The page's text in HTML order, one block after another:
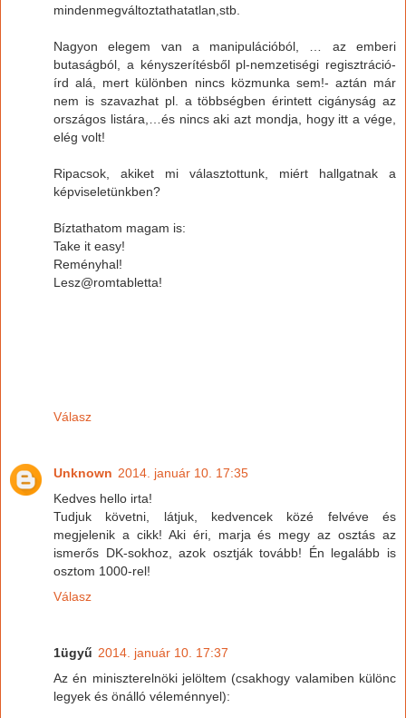
mindenmegváltoztathatatlan,stb.
Nagyon elegem van a manipulációból, … az emberi
butaságból, a kényszerítésből pl-nemzetiségi regisztráció-
írd alá, mert különben nincs közmunka sem!- aztán már
nem is szavazhat pl. a többségben érintett cigányság az
országos listára,…és nincs aki azt mondja, hogy itt a vége,
elég volt!
Ripacsok, akiket mi választottunk, miért hallgatnak a
képviseletünkben?
Bíztathatom magam is:
Take it easy!
Reményhal!
Lesz@romtabletta!
Válasz
Unknown 2014. január 10. 17:35
Kedves hello irta!
Tudjuk követni, látjuk, kedvencek közé felvéve és
megjelenik a cikk! Aki éri, marja és megy az osztás az
ismerős DK-sokhoz, azok osztják tovább! Én legalább is
osztom 1000-rel!
Válasz
1ügyű 2014. január 10. 17:37
Az én miniszterelnöki jelöltem (csakhogy valamiben különc
legyek és önálló véleménnyel):